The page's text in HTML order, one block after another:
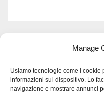
Manage
Usiamo tecnologie come i cookie
informazioni sul dispositivo. Lo
navigazione e mostrare annunci